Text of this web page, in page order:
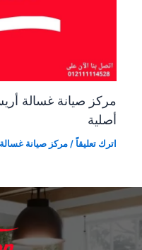
مركز صيانة غسالة
أصلية
اترك تعليقاً /مركز صيانة